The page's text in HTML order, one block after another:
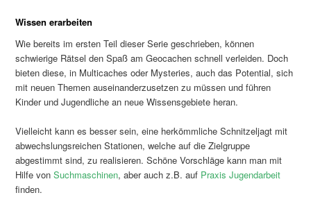
Wissen erarbeiten
Wie bereits im ersten Teil dieser Serie geschrieben, können
schwierige Rätsel den Spaß am Geocachen schnell verleiden. Doch
bieten diese, in Multicaches oder Mysteries, auch das Potential, sich
mit neuen Themen auseinanderzusetzen zu müssen und führen
Kinder und Jugendliche an neue Wissensgebiete heran.
Vielleicht kann es besser sein, eine herkömmliche Schnitzeljagt mit
abwechslungsreichen Stationen, welche auf die Zielgruppe
abgestimmt sind, zu realisieren. Schöne Vorschläge kann man mit
Hilfe vonSuchmaschinen, aber auch z.B. auf Praxis Jugendarbeit
finden.